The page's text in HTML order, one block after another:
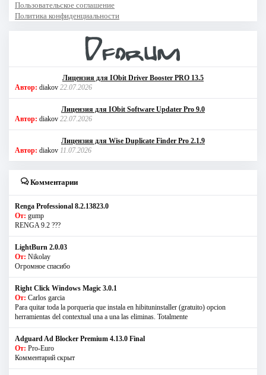
Пользовательское соглашение
Политика конфиденциальности
Лицензия для IObit Driver Booster PRO 13.5
Автор: diakov 22.07.2026
Лицензия для IObit Software Updater Pro 9.0
Автор: diakov 22.07.2026
Лицензия для Wise Duplicate Finder Pro 2.1.9
Автор: diakov 11.07.2026
Комментарии
Renga Professional 8.2.13823.0
От: gump
RENGA 9.2 ???
LightBurn 2.0.03
От: Nikolay
Огромное спасибо
Right Click Windows Magic 3.0.1
От: Carlos garcia
Para quitar toda la porqueria que instala en hibituninstaller (gratuito) opcion
herramientas del contextual una a una las eliminas. Totalmente
Adguard Ad Blocker Premium 4.13.0 Final
От: Pro-Euro
Комментарий скрыт